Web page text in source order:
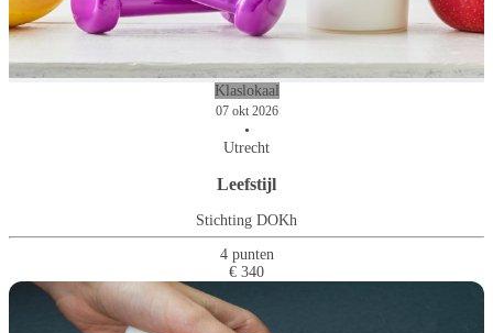
Klaslokaal
07 okt 2026
•
Utrecht
Leefstijl
Stichting DOKh
4 punten
€ 340